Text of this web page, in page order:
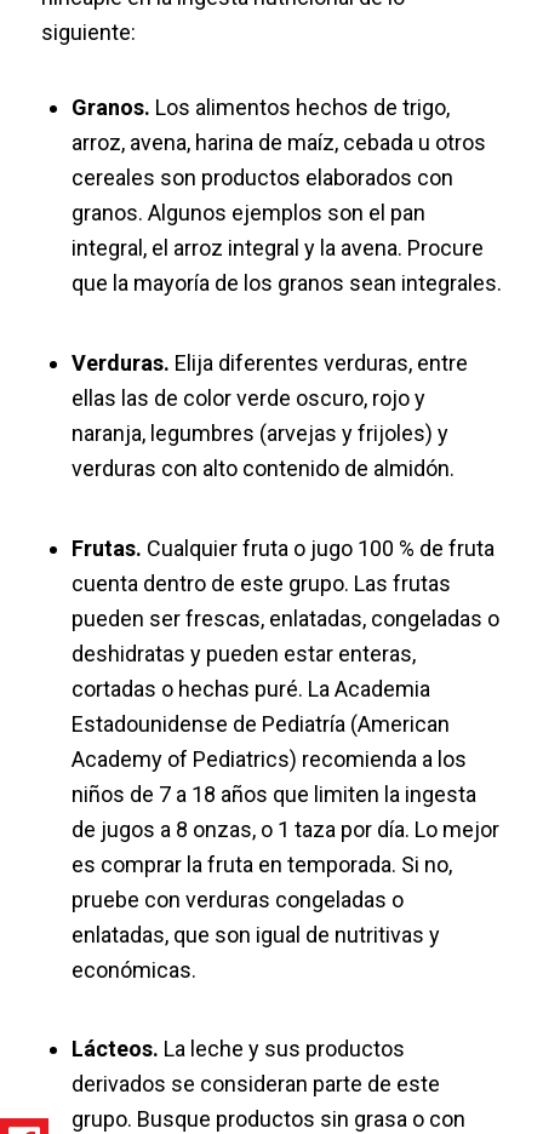
siguiente:
Granos. Los alimentos hechos de trigo,
arroz, avena, harina de maíz, cebada u otros
cereales son productos elaborados con
granos. Algunos ejemplos son el pan
integral, el arroz integral y la avena. Procure
que la mayoría de los granos sean integrales.
Verduras. Elija diferentes verduras, entre
ellas las de color verde oscuro, rojo y
naranja, legumbres (arvejas y frijoles) y
verduras con alto contenido de almidón.
Frutas. Cualquier fruta o jugo 100 % de fruta
cuenta dentro de este grupo. Las frutas
pueden ser frescas, enlatadas, congeladas o
deshidratas y pueden estar enteras,
cortadas o hechas puré. La Academia
Estadounidense de Pediatría (American
Academy of Pediatrics) recomienda a los
niños de 7 a 18 años que limiten la ingesta
de jugos a 8 onzas, o 1 taza por día. Lo mejor
es comprar la fruta en temporada. Si no,
pruebe con verduras congeladas o
enlatadas, que son igual de nutritivas y
económicas.
Lácteos. La leche y sus productos
derivados se consideran parte de este
grupo. Busque productos sin grasa o con